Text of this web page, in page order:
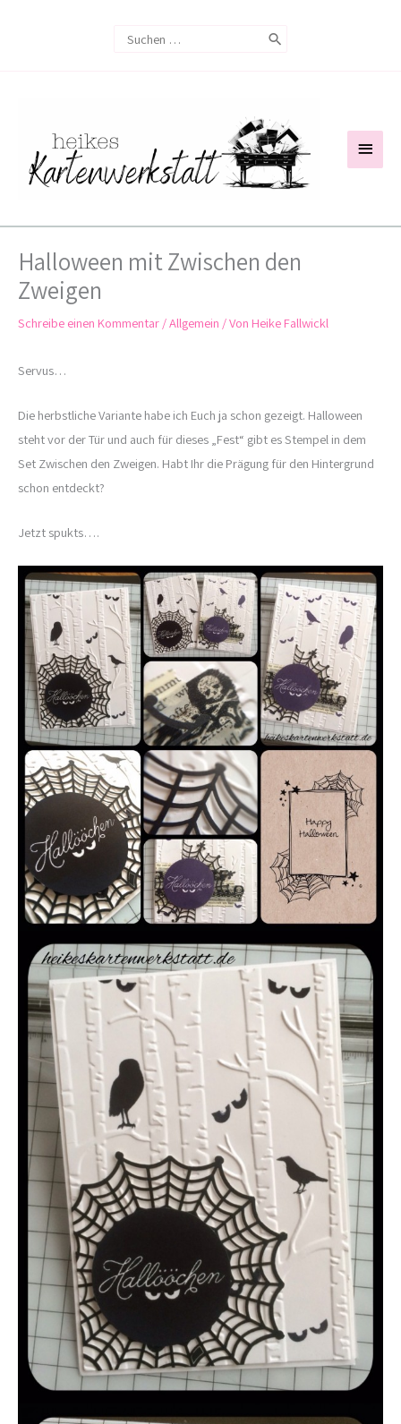
Search
Halloween mit Zwischen den
Zweigen
Schreibe einen Kommentar /Allgemein / Von Heike Fallwickl
Servus…
Die herbstliche Variante habe ich Euch ja schon gezeigt. Halloween
steht vor der Tür und auch für dieses „Fest“ gibt es Stempel in dem
Set Zwischen den Zweigen. Habt Ihr die Prägung für den Hintergrund
schon entdeckt?
Jetzt spukts….